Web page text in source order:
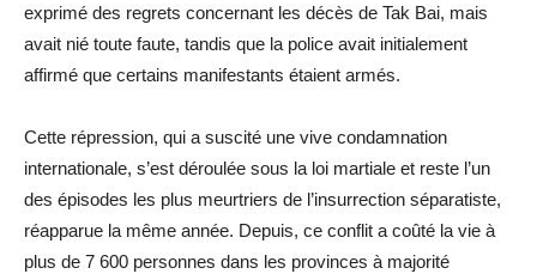
exprimé des regrets concernant les décès de Tak Bai, mais
avait nié toute faute, tandis que la police avait initialement
affirmé que certains manifestants étaient armés.
Cette répression, qui a suscité une vive condamnation
internationale, s’est déroulée sous la loi martiale et reste l’un
des épisodes les plus meurtriers de l’insurrection séparatiste,
réapparue la même année. Depuis, ce conflit a coûté la vie à
plus de 7 600 personnes dans les provinces à majorité